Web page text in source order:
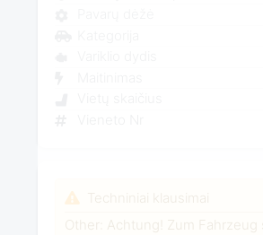
Techniniai klausimai
Other: Achtung! Zum